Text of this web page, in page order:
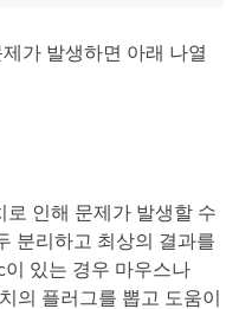
가 발생하면 아래 나열
로 인해 문제가 발생할 수
분리하고 최상의 결과를
이 있는 경우 마우스나
의 플러그를 뽑고 도움이